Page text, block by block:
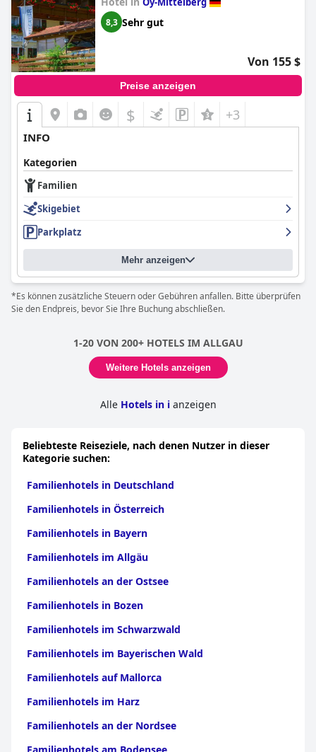
Ein Gast mit einer Tochter, die an einer Haselnussallergie leidet,
war besonders beeindruckt davon, wie ernst das Personal die
Situation nahm. Apropos Familienzimmer: Sie sind der Hit bei
Kindern! Die Gäste berichten, dass ihre Kinder die Räume über
alles geliebt haben. Das macht dasHotel Weinbauerzur idealen
Wahl für Familien, die mit Kindern reisen.
8,3 Sehr gut
Von 155 $
Preise anzeigen
$ +3
INFO
Kategorien
Familien
Skigebiet
Parkplatz
Mehr anzeigen
*Es können zusätzliche Steuern oder Gebühren anfallen. Bitte überprüfen
Sie den Endpreis, bevor Sie Ihre Buchung abschließen.
1-20 VON 200+ HOTELS IM ALLGAU
Weitere Hotels anzeigen
Alle Hotels in ianzeigen
Beliebteste Reiseziele, nach denen Nutzer in dieser
Kategorie suchen:
Familienhotels in Deutschland
Familienhotels in Österreich
Familienhotels in Bayern
Familienhotels im Allgäu
Familienhotels an der Ostsee
Familienhotels in Bozen
Familienhotels im Schwarzwald
Familienhotels im Bayerischen Wald
Familienhotels auf Mallorca
Familienhotels im Harz
Familienhotels an der Nordsee